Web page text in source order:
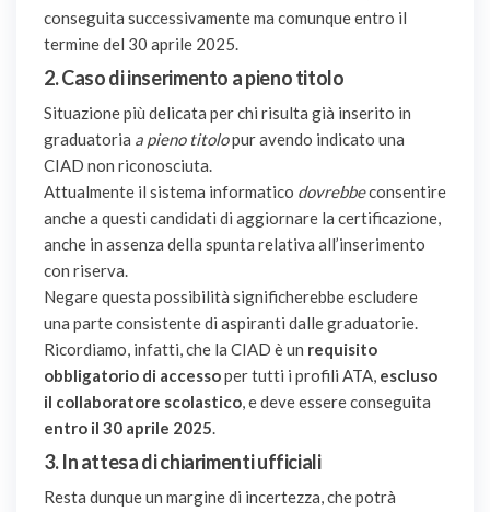
conseguita successivamente ma comunque entro il
termine del 30 aprile 2025.
2.Caso di inserimento a pieno titolo
Situazione più delicata per chi risulta già inserito in
graduatoria a pieno titolopur avendo indicato una
CIAD non riconosciuta.
Attualmente il sistema informatico dovrebbeconsentire
anche a questi candidati di aggiornare la certificazione,
anche in assenza della spunta relativa all’inserimento
con riserva.
Negare questa possibilità significherebbe escludere
una parte consistente di aspiranti dalle graduatorie.
Ricordiamo, infatti, che la CIAD è un requisito
obbligatorio di accessoper tutti i profili ATA, escluso
il collaboratore scolastico, e deve essere conseguita
entro il 30 aprile 2025.
3.In attesa di chiarimenti ufficiali
Resta dunque un margine di incertezza, che potrà